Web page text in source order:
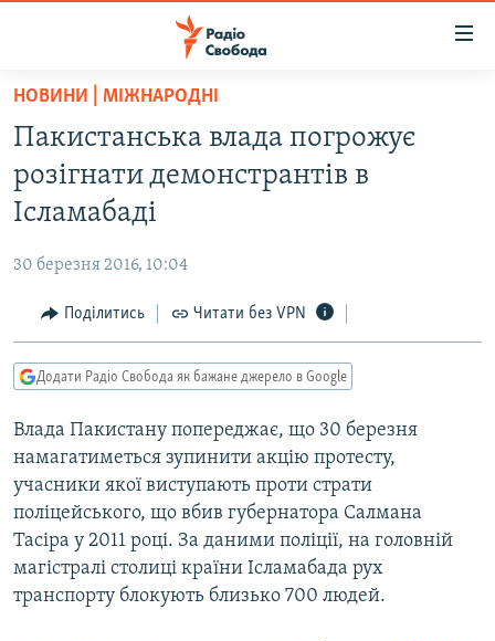
Перейти
основного
матеріалу
Перейти
до
основної
навігації
Перейти
до
пошуку
СТАТТІ
ЕКОНОМІКА
СУСПІЛЬСТВО
УКРАЇНА
РОСІЙСЬКА «ФІЛЬТРАЦІЯ»
ДОНБАС.РЕАЛІЇ
ТИ ЯК?
СХЕМИ
КИТАЙ.ВИКЛИКИ
МУЛЬТИМЕДІА
ФОТО
СПЕЦПРОЄКТИ
НОВИНИ | МІЖНАРОДНІ
Пакистанська влада погрожує
розігнати демонстрантів в
Ісламабаді
30 березня 2016, 10:04
Поділитись Читати без VPN
Додати Радіо Свобода як бажане джерело в Google
Влада Пакистану попереджає, що 30 березня
намагатиметься зупинити акцію протесту,
учасники якої виступають проти страти
поліцейського, що вбив губернатора Салмана
Тасіра у 2011 році. За даними поліції, на головній
магістралі столиці країни Ісламабада рух
транспорту блокують близько 700 людей.